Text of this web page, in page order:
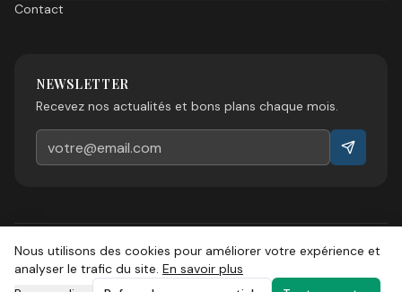
Contact
NEWSLETTER
Recevez nos actualités et bons plans chaque mois.
©2026Esprit Sud Magazine. Tous droits réservés.
Nous utilisons des cookies pour améliorer votre expérience et
analyser le trafic du site. En savoir plus